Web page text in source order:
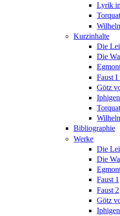
Lyrik
Kurzinhalte
Die
Die
Faust I
Götz
Bibliographie
Werke
Die
Die
Faust 1
Faust 2
Götz